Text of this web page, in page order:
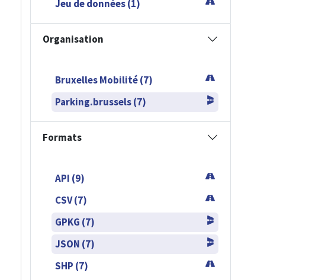
Jeu de données (1)
Organisation
Bruxelles Mobilité (7)
Parking.brussels (7)
Formats
API (9)
CSV (7)
GPKG (7)
JSON (7)
SHP (7)